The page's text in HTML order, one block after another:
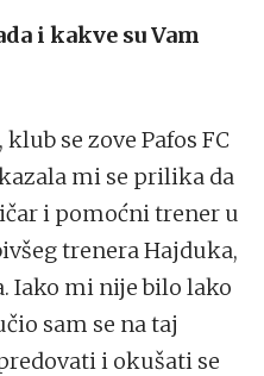
i kakve su Vam
se zove Pafos FC
mi se prilika da
i pomoćni trener u
trenera Hajduka,
Iako mi nije bilo lako
sam se na taj
i okušati se